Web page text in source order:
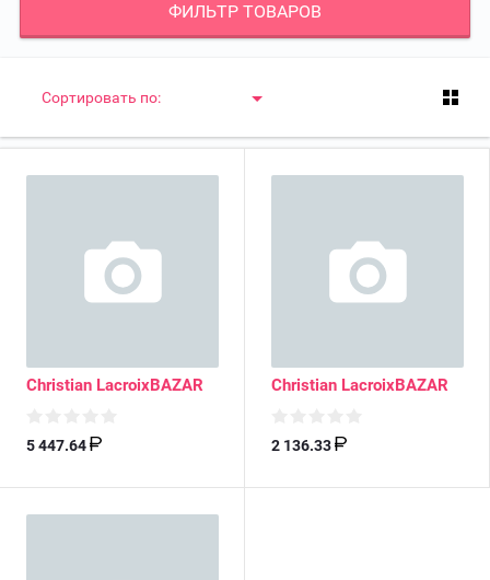
ФИЛЬТР ТОВАРОВ
Сортировать по:
Christian LacroixBAZAR
5 447.64
Christian LacroixBAZAR
2 136.33